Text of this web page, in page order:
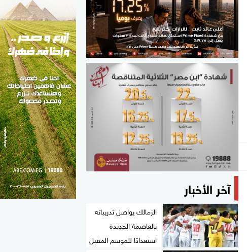
مواهب مصر
آخر الأخبار
الزمالك يواصل تدريباته
بالعاصمة الجديدة
استعدادًا للموسم المقبل